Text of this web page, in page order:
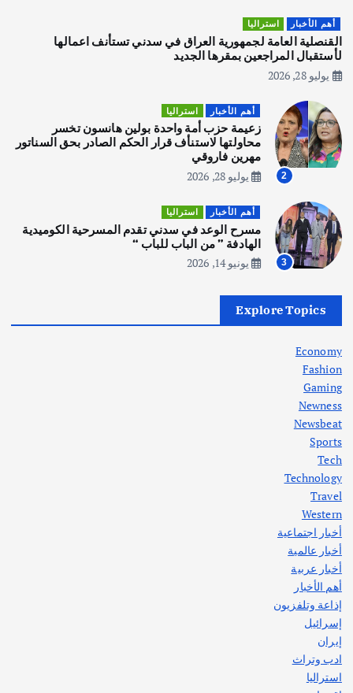
3
يوليو 30, 2026
4
المقبل
يوليو 28, 2026
أهم الأخبار ثقافة وفنون
انطلاق ورشة التمثيل في مدينة كلباء الاماراتية
أغسطس 5, 2026
في جذور المشكلة وحلولها المستدامة
أهم الأخبار
اختتام ورشة السينوغرافيا في مدينة كلباء الاماراتية
أغسطس 3, 2026
أهم الأخبار استراليا
القنصلية العامة لجمهورية العراق في سدني تستأنف اعمالها
لأستقبال المراجعين بمقرها الجديد
يوليو 28, 2026
2
أهم الأخبار استراليا
زعيمة حزب أمة واحدة بولين هانسون تخسر
محاولتها لاستنأف قرار الحكم الصادر بحق السناتور
مهرين فاروقي
يوليو 28, 2026
3
أهم الأخبار استراليا
مسرح الوعد في سدني تقدم المسرحية الكوميدية
الهادفة ” من الباب للباب “
يونيو 14, 2026
Explore Topics
Economy
Fashion
Gaming
Newness
Newsbeat
Sports
Tech
Technology
Travel
Western
أخبار اجتماعية
أخبار عالمية
أخبار عربية
أهم الأخبار
إذاعة وتلفزيون
إسرائيل
إيران
ادب وتراث
استراليا